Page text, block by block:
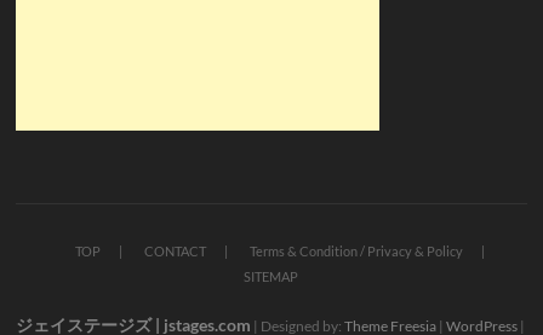
TOP CONTACT
Terms & Condition / Privacy & Policy
SITEMAP
ジェイステージズ | jstages.com | Designed by:Theme Freesia |WordPress |